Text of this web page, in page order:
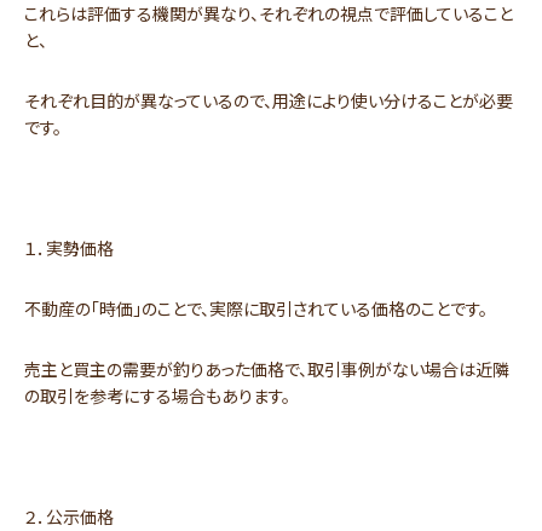
これらは評価する機関が異なり、それぞれの視点で評価していること
と、
それぞれ目的が異なっているので、用途により使い分けることが必要
です。
１．実勢価格
不動産の「時価」のことで、実際に取引されている価格のことです。
売主と買主の需要が釣りあった価格で、取引事例がない場合は近隣
の取引を参考にする場合もあります。
２．公示価格